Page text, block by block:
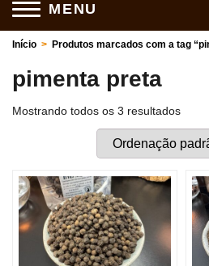
MENU
Início > Produtos marcados com a tag
pimenta preta
Mostrando todos os 3 resultados